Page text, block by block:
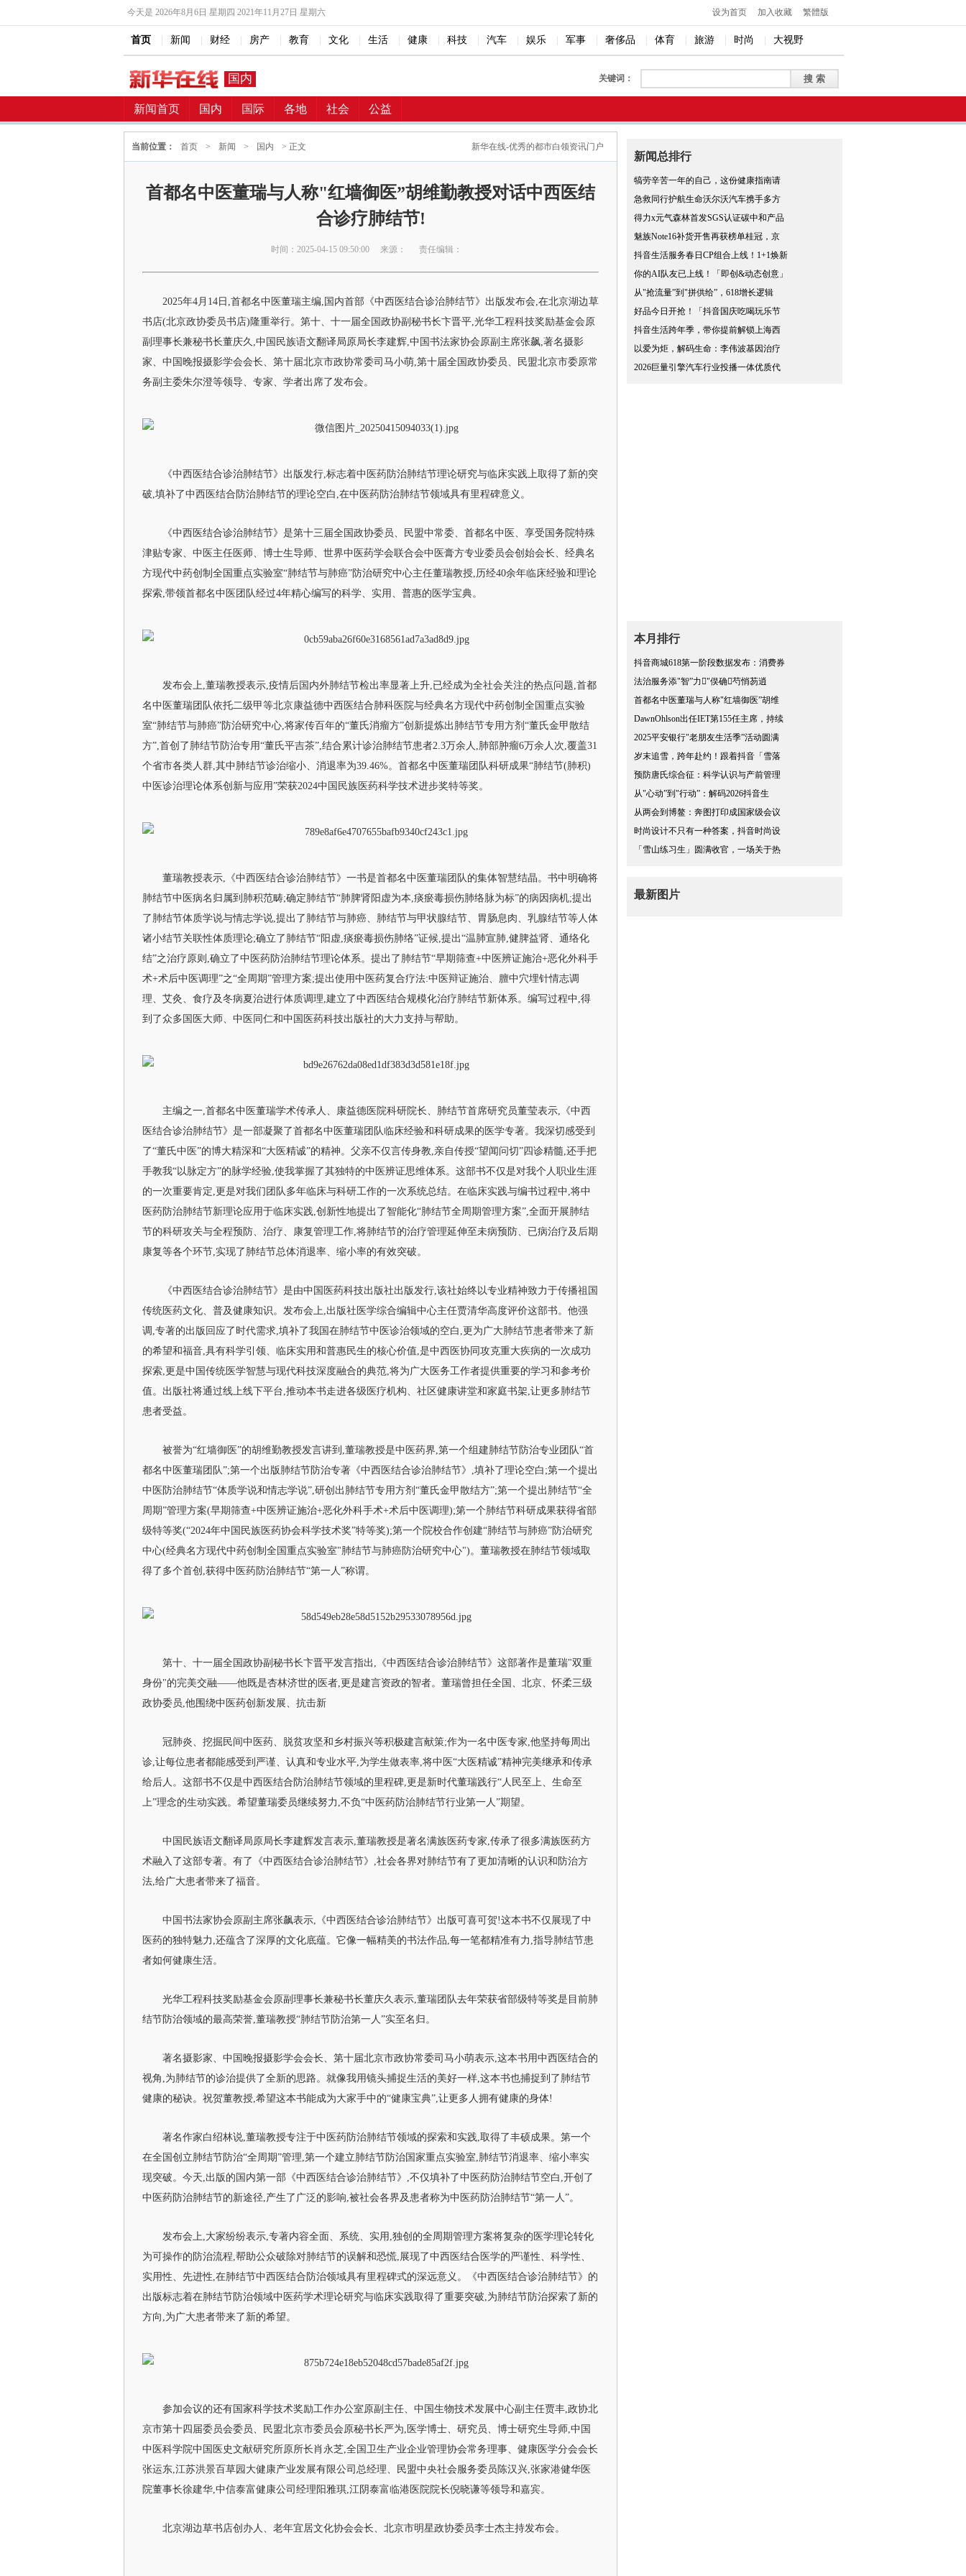
今天是 2026年8月6日 星期四 2021年11月27日 星期六 设为首页 加入收藏 繁體版
首页 新闻 财经 房产 教育 文化 生活 健康 科技 汽车 娱乐 军事 奢侈品 体育 旅游 时尚 大视野
国内 关键词：
新闻首页 国内 国际 各地 社会 公益
新华在线-优秀的都市白领资讯门户
当前位置： 首页 > 新闻 > 国内 > 正文
首都名中医董瑞与人称"红墙御医”胡维勤教授对话中西医结
合诊疗肺结节!
时间：2025-04-15 09:50:00 来源： 责任编辑：
2025年4月14日,首都名中医董瑞主编,国内首部《中西医结合诊治肺结节》出版发布会,在北京湖边草
书店(北京政协委员书店)隆重举行。第十、十一届全国政协副秘书长卞晋平,光华工程科技奖励基金会原
副理事长兼秘书长董庆久,中国民族语文翻译局原局长李建辉,中国书法家协会原副主席张飙,著名摄影
家、中国晚报摄影学会会长、第十届北京市政协常委司马小萌,第十届全国政协委员、民盟北京市委原常
务副主委朱尔澄等领导、专家、学者出席了发布会。
《中西医结合诊治肺结节》出版发行,标志着中医药防治肺结节理论研究与临床实践上取得了新的突
破,填补了中西医结合防治肺结节的理论空白,在中医药防治肺结节领域具有里程碑意义。
《中西医结合诊治肺结节》是第十三届全国政协委员、民盟中常委、首都名中医、享受国务院特殊
津贴专家、中医主任医师、博士生导师、世界中医药学会联合会中医膏方专业委员会创始会长、经典名
方现代中药创制全国重点实验室“肺结节与肺癌”防治研究中心主任董瑞教授,历经40余年临床经验和理论
探索,带领首都名中医团队经过4年精心编写的科学、实用、普惠的医学宝典。
发布会上,董瑞教授表示,疫情后国内外肺结节检出率显著上升,已经成为全社会关注的热点问题,首都
名中医董瑞团队依托二级甲等北京康益德中西医结合肺科医院与经典名方现代中药创制全国重点实验
室“肺结节与肺癌”防治研究中心,将家传百年的“董氏消瘤方”创新提炼出肺结节专用方剂“董氏金甲散结
方”,首创了肺结节防治专用“董氏平吉茶”,结合累计诊治肺结节患者2.3万余人,肺部肿瘤6万余人次,覆盖31
个省市各类人群,其中肺结节诊治缩小、消退率为39.46%。首都名中医董瑞团队科研成果“肺结节(肺积)
中医诊治理论体系创新与应用”荣获2024中国民族医药科学技术进步奖特等奖。
董瑞教授表示,《中西医结合诊治肺结节》一书是首都名中医董瑞团队的集体智慧结晶。书中明确将
肺结节中医病名归属到肺积范畴;确定肺结节“肺脾肾阳虚为本,痰瘀毒损伤肺络脉为标”的病因病机;提出
了肺结节体质学说与情志学说,提出了肺结节与肺癌、肺结节与甲状腺结节、胃肠息肉、乳腺结节等人体
诸小结节关联性体质理论;确立了肺结节“阳虚,痰瘀毒损伤肺络”证候,提出“温肺宣肺,健脾益肾、通络化
结”之治疗原则,确立了中医药防治肺结节理论体系。提出了肺结节“早期筛查+中医辨证施治+恶化外科手
术+术后中医调理”之“全周期”管理方案;提出使用中医药复合疗法:中医辩证施治、膻中穴埋针情志调
理、艾灸、食疗及冬病夏治进行体质调理,建立了中西医结合规模化治疗肺结节新体系。编写过程中,得
到了众多国医大师、中医同仁和中国医药科技出版社的大力支持与帮助。
主编之一,首都名中医董瑞学术传承人、康益德医院科研院长、肺结节首席研究员董莹表示,《中西
医结合诊治肺结节》是一部凝聚了首都名中医董瑞团队临床经验和科研成果的医学专著。我深切感受到
了“董氏中医”的博大精深和“大医精诚”的精神。父亲不仅言传身教,亲自传授“望闻问切”四诊精髓,还手把
手教我“以脉定方”的脉学经验,使我掌握了其独特的中医辨证思维体系。这部书不仅是对我个人职业生涯
的一次重要肯定,更是对我们团队多年临床与科研工作的一次系统总结。在临床实践与编书过程中,将中
医药防治肺结节新理论应用于临床实践,创新性地提出了智能化“肺结节全周期管理方案”,全面开展肺结
节的科研攻关与全程预防、治疗、康复管理工作,将肺结节的治疗管理延伸至未病预防、已病治疗及后期
康复等各个环节,实现了肺结节总体消退率、缩小率的有效突破。
《中西医结合诊治肺结节》是由中国医药科技出版社出版发行,该社始终以专业精神致力于传播祖国
传统医药文化、普及健康知识。发布会上,出版社医学综合编辑中心主任贾清华高度评价这部书。他强
调,专著的出版回应了时代需求,填补了我国在肺结节中医诊治领域的空白,更为广大肺结节患者带来了新
的希望和福音,具有科学引领、临床实用和普惠民生的核心价值,是中西医协同攻克重大疾病的一次成功
探索,更是中国传统医学智慧与现代科技深度融合的典范,将为广大医务工作者提供重要的学习和参考价
值。出版社将通过线上线下平台,推动本书走进各级医疗机构、社区健康讲堂和家庭书架,让更多肺结节
患者受益。
被誉为“红墙御医”的胡维勤教授发言讲到,董瑞教授是中医药界,第一个组建肺结节防治专业团队“首
都名中医董瑞团队”;第一个出版肺结节防治专著《中西医结合诊治肺结节》,填补了理论空白;第一个提出
中医防治肺结节“体质学说和情志学说”,研创出肺结节专用方剂“董氏金甲散结方”;第一个提出肺结节“全
周期”管理方案(早期筛查+中医辨证施治+恶化外科手术+术后中医调理);第一个肺结节科研成果获得省部
级特等奖(“2024年中国民族医药协会科学技术奖”特等奖);第一个院校合作创建“肺结节与肺癌”防治研究
中心(经典名方现代中药创制全国重点实验室"肺结节与肺癌防治研究中心")。董瑞教授在肺结节领域取
得了多个首创,获得中医药防治肺结节“第一人”称谓。
第十、十一届全国政协副秘书长卞晋平发言指出,《中西医结合诊治肺结节》这部著作是董瑞"双重
身份"的完美交融——他既是杏林济世的医者,更是建言资政的智者。董瑞曾担任全国、北京、怀柔三级
政协委员,他围绕中医药创新发展、抗击新
冠肺炎、挖掘民间中医药、脱贫攻坚和乡村振兴等积极建言献策;作为一名中医专家,他坚持每周出
诊,让每位患者都能感受到严谨、认真和专业水平,为学生做表率,将中医“大医精诚”精神完美继承和传承
给后人。这部书不仅是中西医结合防治肺结节领域的里程碑,更是新时代董瑞践行“人民至上、生命至
上”理念的生动实践。希望董瑞委员继续努力,不负“中医药防治肺结节行业第一人”期望。
中国民族语文翻译局原局长李建辉发言表示,董瑞教授是著名满族医药专家,传承了很多满族医药方
术融入了这部专著。有了《中西医结合诊治肺结节》,社会各界对肺结节有了更加清晰的认识和防治方
法,给广大患者带来了福音。
中国书法家协会原副主席张飙表示,《中西医结合诊治肺结节》出版可喜可贺!这本书不仅展现了中
医药的独特魅力,还蕴含了深厚的文化底蕴。它像一幅精美的书法作品,每一笔都精准有力,指导肺结节患
者如何健康生活。
光华工程科技奖励基金会原副理事长兼秘书长董庆久表示,董瑞团队去年荣获省部级特等奖是目前肺
结节防治领域的最高荣誉,董瑞教授“肺结节防治第一人”实至名归。
著名摄影家、中国晚报摄影学会会长、第十届北京市政协常委司马小萌表示,这本书用中西医结合的
视角,为肺结节的诊治提供了全新的思路。就像我用镜头捕捉生活的美好一样,这本书也捕捉到了肺结节
健康的秘诀。祝贺董教授,希望这本书能成为大家手中的“健康宝典”,让更多人拥有健康的身体!
著名作家白绍林说,董瑞教授专注于中医药防治肺结节领域的探索和实践,取得了丰硕成果。第一个
在全国创立肺结节防治“全周期”管理,第一个建立肺结节防治国家重点实验室,肺结节消退率、缩小率实
现突破。今天,出版的国内第一部《中西医结合诊治肺结节》,不仅填补了中医药防治肺结节空白,开创了
中医药防治肺结节的新途径,产生了广泛的影响,被社会各界及患者称为中医药防治肺结节“第一人”。
发布会上,大家纷纷表示,专著内容全面、系统、实用,独创的全周期管理方案将复杂的医学理论转化
为可操作的防治流程,帮助公众破除对肺结节的误解和恐慌,展现了中西医结合医学的严谨性、科学性、
实用性、先进性,在肺结节中西医结合防治领域具有里程碑式的深远意义。《中西医结合诊治肺结节》的
出版标志着在肺结节防治领域中医药学术理论研究与临床实践取得了重要突破,为肺结节防治探索了新的
方向,为广大患者带来了新的希望。
参加会议的还有国家科学技术奖励工作办公室原副主任、中国生物技术发展中心副主任贾丰,政协北
京市第十四届委员会委员、民盟北京市委员会原秘书长严为,医学博士、研究员、博士研究生导师,中国
中医科学院中国医史文献研究所原所长肖永芝,全国卫生产业企业管理协会常务理事、健康医学分会会长
张运东,江苏洪景百草园大健康产业发展有限公司总经理、民盟中央社会服务委员陈汉兴,张家港健华医
院董事长徐建华,中信泰富健康公司经理阳雅琪,江阴泰富临港医院院长倪晓谦等领导和嘉宾。
北京湖边草书店创办人、老年宜居文化协会会长、北京市明星政协委员李士杰主持发布会。
新闻总排行
犒劳辛苦一年的自己，这份健康指南请
急救同行护航生命沃尔沃汽车携手多方
得力x元气森林首发SGS认证碳中和产品
魅族Note16补货开售再获榜单桂冠，京
抖音生活服务春日CP组合上线！1+1焕新
你的AI队友已上线！「即创&动态创意」
从"抢流量”到"拼供给”，618增长逻辑
好品今日开抢！「抖音国庆吃喝玩乐节
抖音生活跨年季，带你提前解锁上海西
以爱为炬，解码生命：李伟波基因治疗
2026巨量引擎汽车行业投播一体优质代
本月排行
抖音商城618第一阶段数据发布：消费券
法治服务添"智”力"俣确芍悄芴逍
首都名中医董瑞与人称"红墙御医”胡维
DawnOhlson出任IET第155任主席，持续
2025平安银行"老朋友生活季”活动圆满
岁末追雪，跨年赴约！跟着抖音「雪落
预防唐氏综合征：科学认识与产前管理
从"心动”到"行动”：解码2026抖音生
从两会到博鳌：奔图打印成国家级会议
时尚设计不只有一种答案，抖音时尚设
「雪山练习生」圆满收官，一场关于热
最新图片